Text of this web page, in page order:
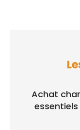
Achat